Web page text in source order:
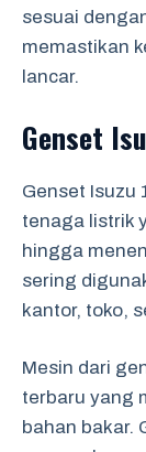
sesuai
memastikan
lancar.
Genset
Genset Isuzu
tenaga listrik
hingga
sering
kantor, toko,
Mesin dari
terbaru yang
bahan bakar.